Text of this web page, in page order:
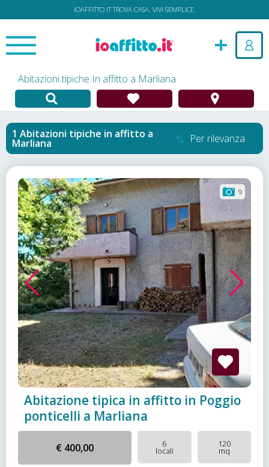
IOAFFITTO.IT TROVA CASA. VIVI SEMPLICE.
Abitazioni tipiche In affitto a Marliana
Abitazioni tipiche in affitto a
Marliana Per rilevanza
9
Abitazione tipica in affitto in Poggio
ponticelli a Marliana
€ 400,00 6
locali
120
mq